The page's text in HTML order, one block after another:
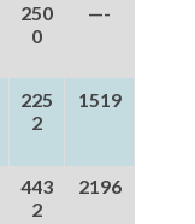
250
0
—-
225
2
1519
443
2
2196